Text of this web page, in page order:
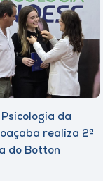
da
realiza 2ª
do Botton